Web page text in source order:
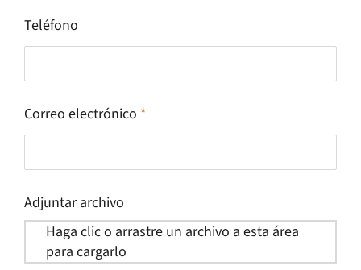
Teléfono
Correo electrónico *
Adjuntar archivo
Haga clic o arrastre un archivo a esta área
para cargarlo